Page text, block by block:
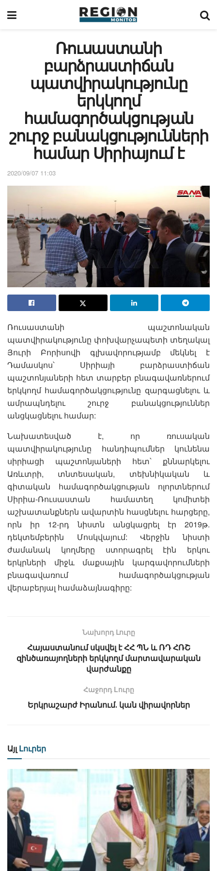
Ռուսաստանի
բարձրաստիճան
պատվիրակությունը
երկկողմ
համագործակցության
շուրջ բանակցությունների
համար Սիրիայում է
2020/09/07 11:03
Ռուսաստանի պաշտոնական
պատվիրակությունը փոխվարչապետի տեղակալ
Յուրի Բորիսովի գլխավորությամբ մեկնել է
Դամասկոս՝ Սիրիայի բարձրաստիճան
պաշտոնյաների հետ տարբեր բնագավառներում
երկկողմ համագործակցությունը զարգացնելու և
ամրապնդելու շուրջ բանակցություններ
անցկացնելու համար:
Նախատեսված է, որ ռուսական
պատվիրակությունը հանդիպումներ կունենա
սիրիացի պաշտոնյաների հետ՝ քննարկելու
Առևտրի, տնտեսական, տեխնիկական և
գիտական ​​համագործակցության ոլորտներում
Սիրիա-Ռուսաստան համատեղ կոմիտեի
աշխատանքներն ավարտին հասցնելու հարցերը,
որն իր 12-րդ նիստն անցկացրել էր 2019թ.
դեկտեմբերին Մոսկվայում: Վերջին նիստի
ժամանակ կողմերը ստորագրել էին երկու
երկրների միջև մաքսային կարգավորումների
բնագավառում համագործակցության
վերաբերյալ համաձայնագիրը:
Նախորդ Լուրը
Հայաստանում սկսվել է ՀՀ ՊՆ և ՌԴ ՀՌՇ
զինծառայողների երկկողմ մարտավարական
վարժանքը
Հաջորդ Lուրը
Երկրաշարժ Իրանում․ կան վիրավորներ
Այլ Լուրեր